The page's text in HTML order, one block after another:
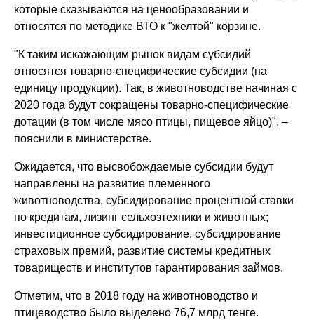
которые сказываются на ценообразовании и
относятся по методике ВТО к "желтой" корзине.
"К таким искажающим рынок видам субсидий
относятся товарно-специфические субсидии (на
единицу продукции). Так, в животноводстве начиная с
2020 года будут сокращены товарно-специфические
дотации (в том числе мясо птицы, пищевое яйцо)", –
пояснили в министерстве.
Ожидается, что высвобождаемые субсидии будут
направлены на развитие племенного
животноводства, субсидирование процентной ставки
по кредитам, лизинг сельхозтехники и животных;
инвестиционное субсидирование, субсидирование
страховых премий, развитие системы кредитных
товариществ и институтов гарантирования займов.
Отметим, что в 2018 году на животноводство и
птицеводство было выделено 76,7 млрд тенге.